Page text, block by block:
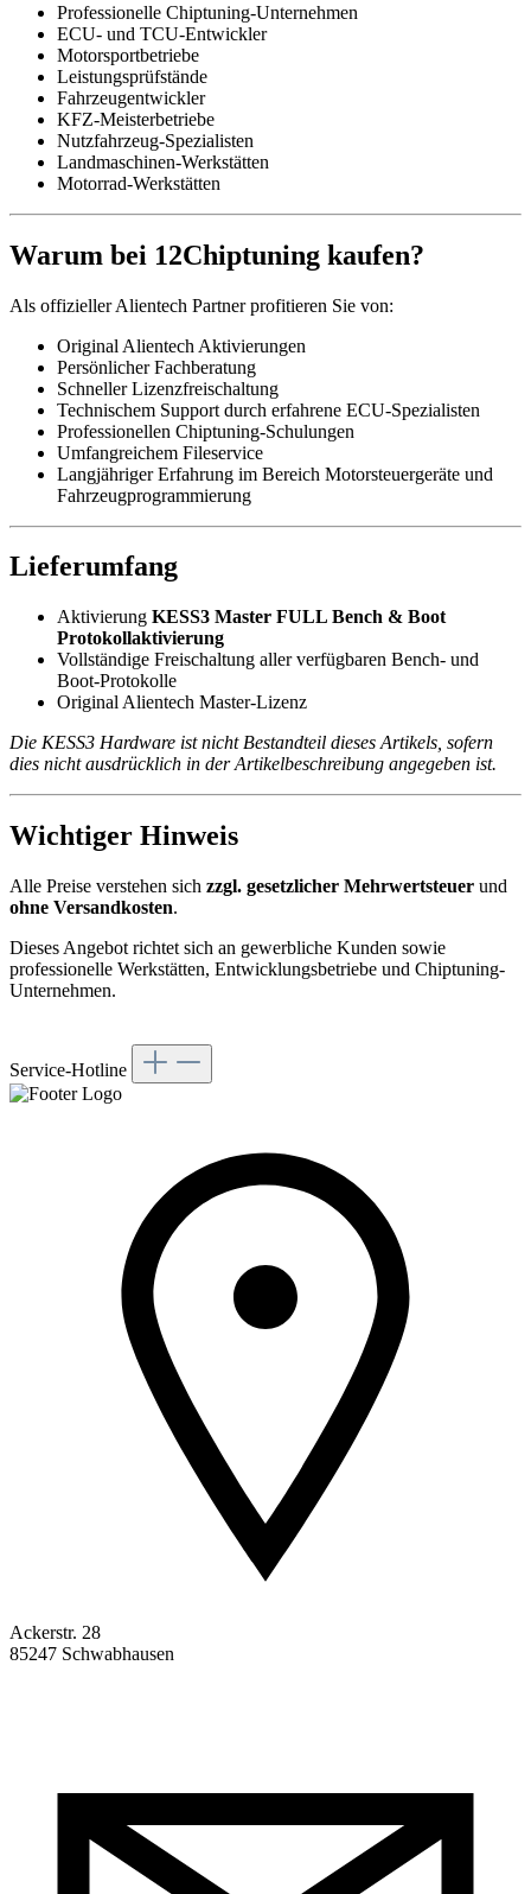
Professionelle Chiptuning-Unternehmen
ECU- und TCU-Entwickler
Motorsportbetriebe
Leistungsprüfstände
Fahrzeugentwickler
KFZ-Meisterbetriebe
Nutzfahrzeug-Spezialisten
Landmaschinen-Werkstätten
Motorrad-Werkstätten
Warum bei 12Chiptuning kaufen?
Als offizieller Alientech Partner profitieren Sie von:
Original Alientech Aktivierungen
Persönlicher Fachberatung
Schneller Lizenzfreischaltung
Technischem Support durch erfahrene ECU-Spezialisten
Professionellen Chiptuning-Schulungen
Umfangreichem Fileservice
Langjähriger Erfahrung im Bereich Motorsteuergeräte und
Fahrzeugprogrammierung
Lieferumfang
Aktivierung KESS3 Master FULL Bench & Boot
Protokollaktivierung
Vollständige Freischaltung aller verfügbaren Bench- und
Boot-Protokolle
Original Alientech Master-Lizenz
Die KESS3 Hardware ist nicht Bestandteil dieses Artikels, sofern
dies nicht ausdrücklich in der Artikelbeschreibung angegeben ist.
Wichtiger Hinweis
Alle Preise verstehen sich zzgl. gesetzlicher Mehrwertsteuer und
ohne Versandkosten.
Dieses Angebot richtet sich an gewerbliche Kunden sowie
professionelle Werkstätten, Entwicklungsbetriebe und Chiptuning-
Unternehmen.
Service-Hotline
Ackerstr. 28
85247 Schwabhausen